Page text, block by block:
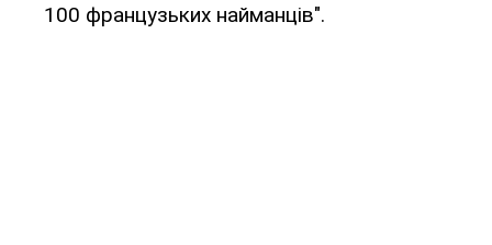
100 французьких найманців".